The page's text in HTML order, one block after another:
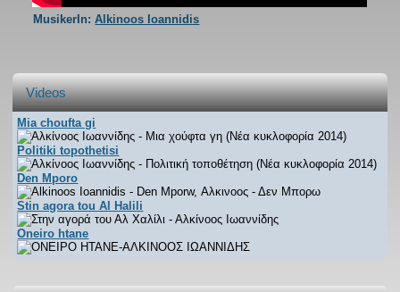
MusikerIn:Alkinoos Ioannidis
Videos
Mia choufta gi
Αλκίνοος Ιωαννίδης -
Μια χούφτα γη (Νέα
κυκλοφορία 2014)
Politiki topothetisi
Αλκίνοος Ιωαννίδης -
Πολιτική τοποθέτηση
(Νέα κυκλοφορία 2014)
Den Mporo
Alkinoos Ioannidis - Den
Mporw, Αλκινοος - Δεν
Stin agora tou Al Halili
Στην αγορά του Αλ
Oneiro htane